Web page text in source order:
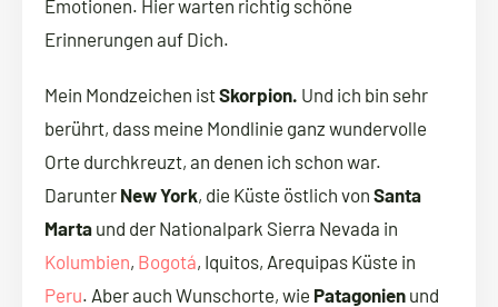
Emotionen. Hier warten richtig schöne
Erinnerungen auf Dich.
Mein Mondzeichen istSkorpion. Und ich bin sehr
berührt, dass meine Mondlinie ganz wundervolle
Orte durchkreuzt, an denen ich schon war.
Darunter New York, die Küste östlich von Santa
Marta und der Nationalpark Sierra Nevada in
Kolumbien, Bogotá, Iquitos, Arequipas Küste in
Peru. Aber auch Wunschorte, wie Patagonien und